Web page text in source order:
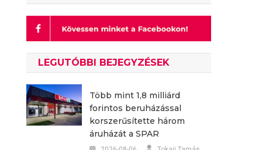
LEGUTÓBBI BEJEGYZÉSEK
Több mint 1,8 milliárd
forintos beruházással
korszerűsítette három
áruházát a SPAR